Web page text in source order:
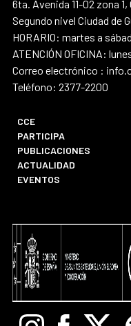
6ta. Avenida 11-02 zona
Segundo nivel Ciudad de
HORARIO: martes a
ATENCIÓN OFICINA:
Correo electrónico :
Teléfono: 2377-2200
CCE
PARTICIPA
PUBLICACIONES
ACTUALIDAD
EVENTOS
InstagramFacebook
X